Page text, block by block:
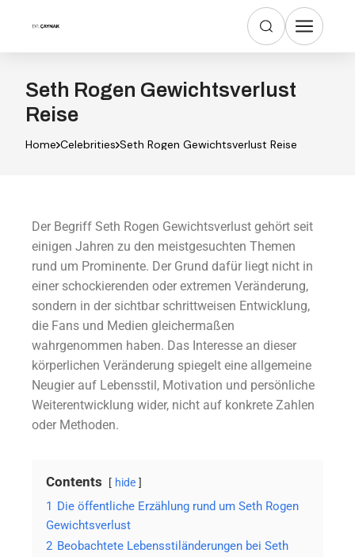
Seth Rogen Gewichtsverlust
Reise
Home Celebrities Seth Rogen Gewichtsverlust Reise
Der Begriff Seth Rogen Gewichtsverlust gehört seit
einigen Jahren zu den meistgesuchten Themen
rund um Prominente. Der Grund dafür liegt nicht in
einer schockierenden oder extremen Veränderung,
sondern in der sichtbar schrittweisen Entwicklung,
die Fans und Medien gleichermaßen
wahrgenommen haben. Das Interesse an dieser
körperlichen Veränderung spiegelt eine allgemeine
Neugier auf Lebensstil, Motivation und persönliche
Weiterentwicklung wider, nicht auf konkrete Zahlen
oder Methoden.
Contents hide
1 Die öffentliche Erzählung rund um Seth Rogen
Gewichtsverlust
2 Beobachtete Lebensstiländerungen bei Seth